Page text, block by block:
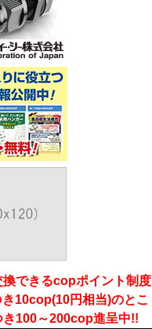
できるcopポイント制度
10cop(10円相当)のとこ
き100～200cop進呈中!!